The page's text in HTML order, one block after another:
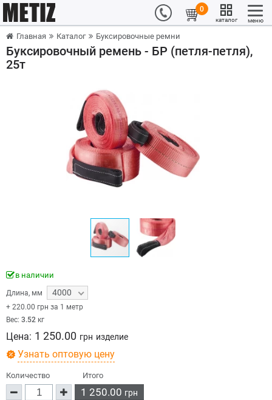
0
каталог меню
Главная Каталог Буксировочные ремни
Буксировочный ремень - БР (петля-петля),
25т
в наличии
Длина, мм 4000
+ 220.00 грн за 1 метр
Вес: 3.52 кг
Цена: 1 250.00 грн изделие
Узнать оптовую цену
Количество Итого
1 250.00 грн